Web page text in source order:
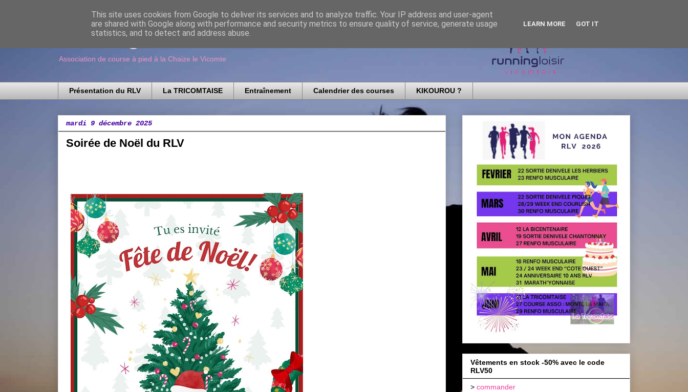
Running Loisir Vicomtais
Association de course à pied à la Chaize le Vicomte
Présentation du RLV La TRICOMTAISE Entraînement Calendrier des courses KIKOUROU ?
mardi 9 décembre 2025
Soirée de Noël du RLV
Vêtements en stock -50% avec le code
RLV50
> commander
This site uses cookies from Google to deliver its services and to analyze traffic. Your IP address and user-agent
are shared with Google along with performance and security metrics to ensure quality of service, generate usage
statistics, and to detect and address abuse.
LEARN MORE GOT IT